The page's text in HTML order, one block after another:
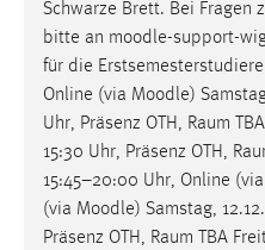
Schwarze Brett. Bei Fragen
bitte an moodle-support-
für die
Online (via Moodle)
Uhr, Präsenz OTH, Raum
15:30 Uhr, Präsenz OTH,
15:45–20:00 Uhr, Online (via
(via Moodle) Samstag,
Präsenz OTH, Raum TBA